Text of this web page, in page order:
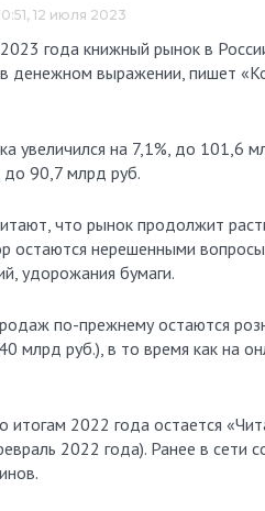
12 июля 2023
денежном выражении, пишет
увеличился на 7,1%, до 101,6
до 90,7 млрд руб.
что рынок продолжит
остаются нерешенными
удорожания бумаги.
по-прежнему остаются
млрд руб.), в то время как на
итогам 2022 года остается
2022 года). Ранее в сети